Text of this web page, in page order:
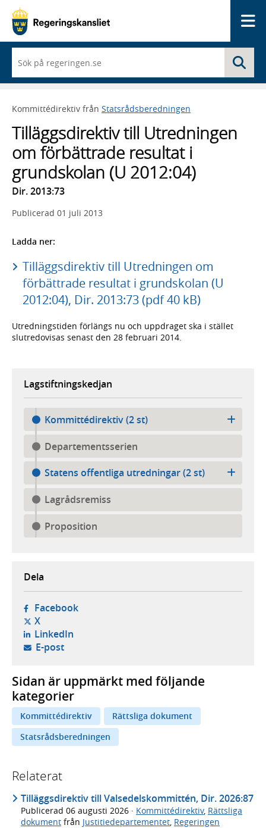
du
börjar
skriva
framträder
lista
med
sökförslag
Kommittédirektiv från Statsrådsberedningen
Tilläggsdirektiv till Utredningen
om förbättrade resultat i
grundskolan (U 2012:04)
Dir. 2013:73
Publicerad 01 juli 2013
Ladda ner:
Tilläggsdirektiv till Utredningen om
förbättrade resultat i grundskolan (U
2012:04), Dir. 2013:73 (pdf 40 kB)
Utredningstiden förlängs nu och uppdraget ska i stället
slutredovisas senast den 28 februari 2014.
Lagstiftningskedjan
Kommittédirektiv (2 st)
Departementsserien
Statens offentliga utredningar (2 st)
Lagrådsremiss
Proposition
Dela
Facebook- öppnas i ny flik, extern webbplats,
X- öppnas i ny flik, extern webbplats,
LinkedIn- öppnas i ny flik, extern webbplats,
E-post- öppnar din e-postklient,
Sidan är uppmärkt med följande
kategorier
Kommittédirektiv
Rättsliga dokument
Statsrådsberedningen
Relaterat
Tilläggsdirektiv till Valsedelskommittén, Dir. 2026:87
Publicerad 06 augusti 2026 · Kommittédirektiv, Rättsliga
dokument från Justitiedepartementet Regeringen